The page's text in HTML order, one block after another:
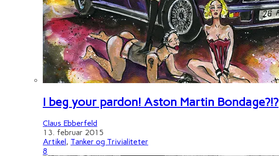
I beg your pardon! Aston Martin Bondage?!?
Claus Ebberfeld
13. februar 2015
Artikel, Tanker og Trivialiteter
8